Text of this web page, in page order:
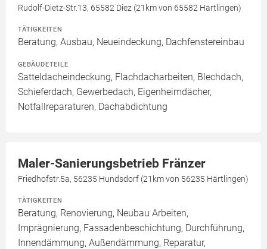
Rudolf-Dietz-Str.13, 65582 Diez (21km von 65582 Härtlingen)
TÄTIGKEITEN
Beratung, Ausbau, Neueindeckung, Dachfenstereinbau
GEBÄUDETEILE
Satteldacheindeckung, Flachdacharbeiten, Blechdach,
Schieferdach, Gewerbedach, Eigenheimdächer,
Notfallreparaturen, Dachabdichtung
Maler-Sanierungsbetrieb Fränzer
Friedhofstr.5a, 56235 Hundsdorf (21km von 56235 Härtlingen)
TÄTIGKEITEN
Beratung, Renovierung, Neubau Arbeiten,
Imprägnierung, Fassadenbeschichtung, Durchführung,
Innendämmung, Außendämmung, Reparatur,